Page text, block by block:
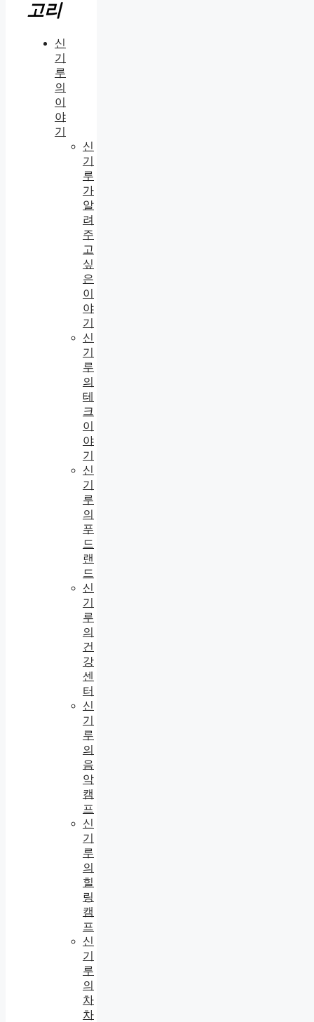
고리
신
기
루
의
이
야
기
신
기
루
가
알
려
주
고
싶
은
이
야
기
신
기
루
의
테
크
이
야
기
신
기
루
의
푸
드
랜
드
신
기
루
의
건
강
센
터
신
기
루
의
음
악
캠
프
신
기
루
의
힐
링
캠
프
신
기
루
의
차
차